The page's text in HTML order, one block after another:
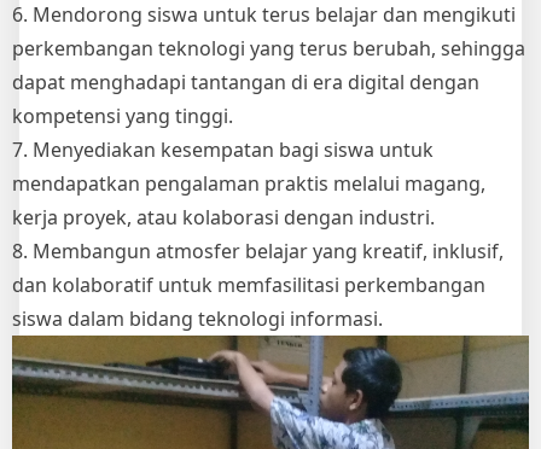
6. Mendorong siswa untuk terus belajar dan mengikuti
perkembangan teknologi yang terus berubah, sehingga
dapat menghadapi tantangan di era digital dengan
kompetensi yang tinggi.
7. Menyediakan kesempatan bagi siswa untuk
mendapatkan pengalaman praktis melalui magang,
kerja proyek, atau kolaborasi dengan industri.
8. Membangun atmosfer belajar yang kreatif, inklusif,
dan kolaboratif untuk memfasilitasi perkembangan
siswa dalam bidang teknologi informasi.